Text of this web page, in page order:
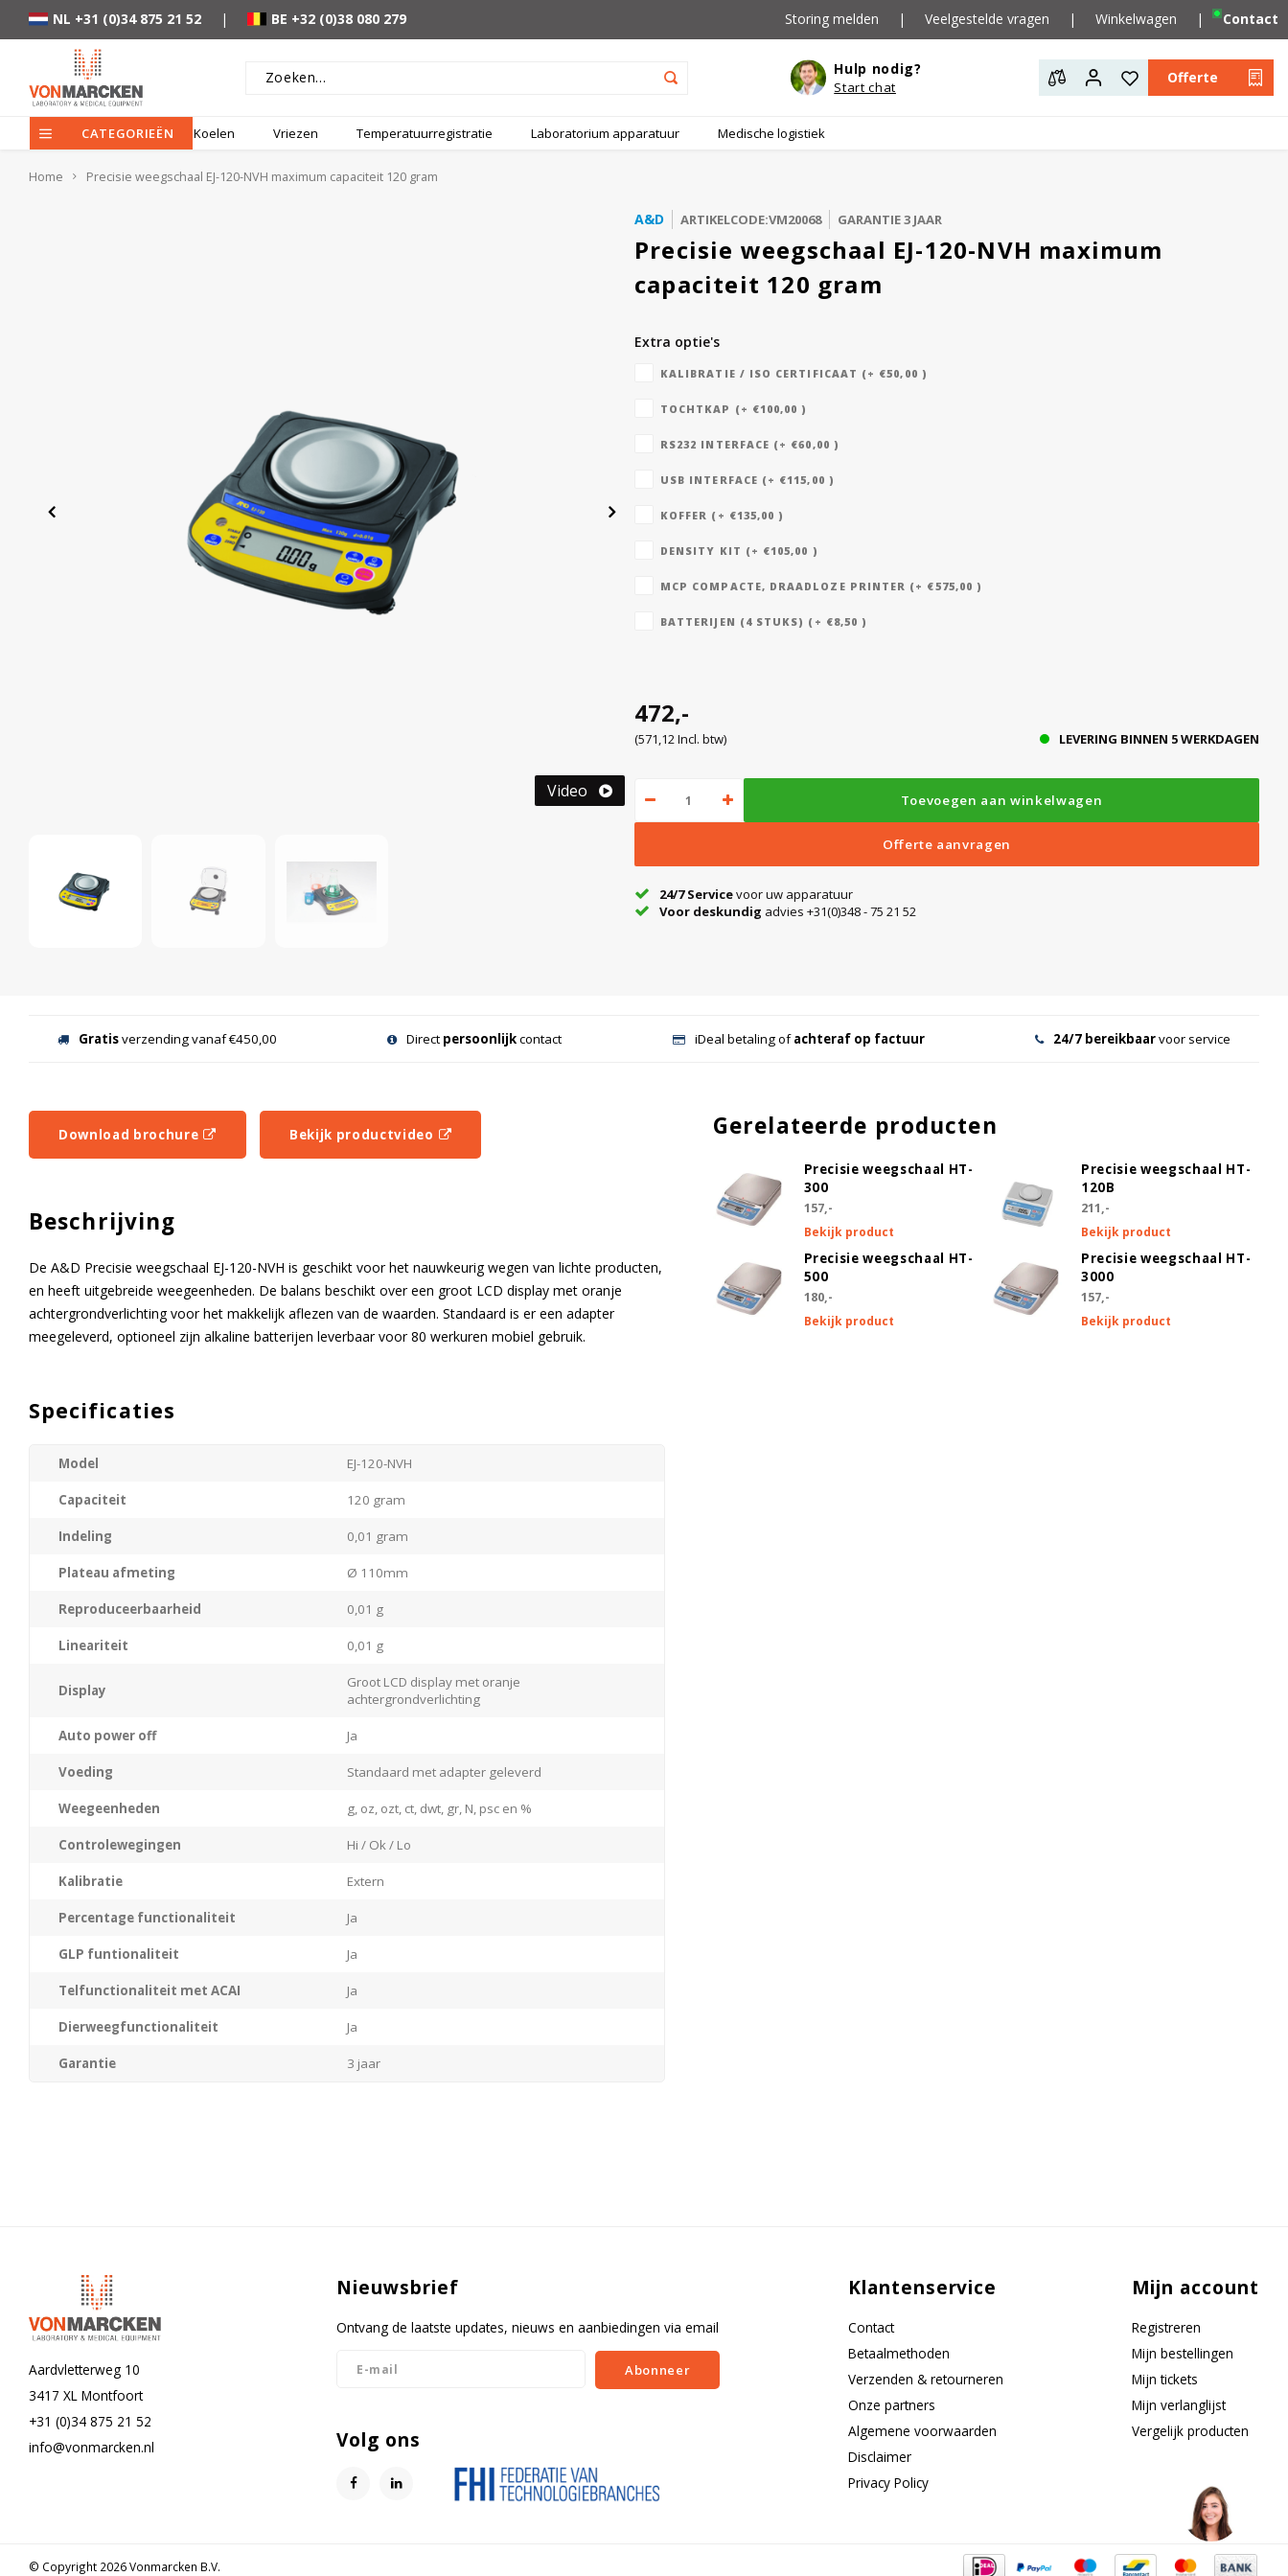
NL +31 (0)34 875 21 52 | BE +32 (0)38 080 279 Storing melden | Veelgestelde vragen | Winkelwagen | Contact
Hulp nodig?
Start chat
Offerte
CATEGORIEËN Koelen Vriezen Temperatuurregistratie Laboratorium apparatuur Medische logistiek
Home Precisie weegschaal EJ-120-NVH maximum capaciteit 120 gram
Video
A&D ARTIKELCODE:VM20068 GARANTIE 3 JAAR
Precisie weegschaal EJ-120-NVH maximum
capaciteit 120 gram
Extra optie's
KALIBRATIE / ISO CERTIFICAAT (+ €50,00 )
TOCHTKAP (+ €100,00 )
RS232 INTERFACE (+ €60,00 )
USB INTERFACE (+ €115,00 )
KOFFER (+ €135,00 )
DENSITY KIT (+ €105,00 )
MCP COMPACTE, DRAADLOZE PRINTER (+ €575,00 )
BATTERIJEN (4 STUKS) (+ €8,50 )
472,-
(571,12 Incl. btw) LEVERING BINNEN 5 WERKDAGEN
Toevoegen aan winkelwagen
Offerte aanvragen
24/7 Servicevoor uw apparatuur
Voor deskundig advies +31(0)348 - 75 21 52
Gratisverzending vanaf €450,00 Direct persoonlijkcontact iDeal betaling ofachteraf op factuur 24/7 bereikbaarvoor service
Download brochure Bekijk productvideo
Beschrijving
De A&D Precisie weegschaal EJ-120-NVH is geschikt voor het nauwkeurig wegen van lichte producten,
en heeft uitgebreide weegeenheden. De balans beschikt over een groot LCD display met oranje
achtergrondverlichting voor het makkelijk aflezen van de waarden. Standaard is er een adapter
meegeleverd, optioneel zijn alkaline batterijen leverbaar voor 80 werkuren mobiel gebruik.
Specificaties
Model EJ-120-NVH
Capaciteit 120 gram
Indeling 0,01 gram
Plateau afmeting Ø 110mm
Reproduceerbaarheid 0,01 g
Lineariteit 0,01 g
Display
Groot LCD display met oranje
achtergrondverlichting
Auto power off Ja
Voeding Standaard met adapter geleverd
Weegeenheden g, oz, ozt, ct, dwt, gr, N, psc en %
Controlewegingen Hi / Ok / Lo
Kalibratie Extern
Percentage functionaliteit Ja
GLP funtionaliteit Ja
Telfunctionaliteit met ACAI Ja
Dierweegfunctionaliteit Ja
Garantie 3 jaar
Gerelateerde producten
Precisie weegschaal HT-
300
157,-
Bekijk product
Precisie weegschaal HT-
120B
211,-
Bekijk product
Precisie weegschaal HT-
500
180,-
Bekijk product
Precisie weegschaal HT-
3000
157,-
Bekijk product
Aardvletterweg 10
3417 XL Montfoort
+31 (0)34 875 21 52
info@vonmarcken.nl
Nieuwsbrief
Ontvang de laatste updates, nieuws en aanbiedingen via email
Abonneer
Volg ons
Klantenservice
Contact
Betaalmethoden
Verzenden & retourneren
Onze partners
Algemene voorwaarden
Disclaimer
Privacy Policy
Mijn account
Registreren
Mijn bestellingen
Mijn tickets
Mijn verlanglijst
Vergelijk producten
© Copyright 2026 Vonmarcken B.V.